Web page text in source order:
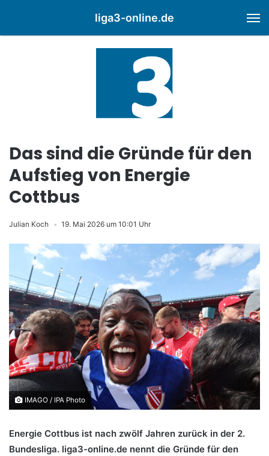
liga3-online.de
Das sind die Gründe für den
Aufstieg von Energie
Cottbus
Julian Koch 19. Mai 2026 um 10:01 Uhr
IMAGO / IPA Photo
Energie Cottbus ist nach zwölf Jahren zurück in der 2.
Bundesliga. liga3-online.de nennt die Gründe für den